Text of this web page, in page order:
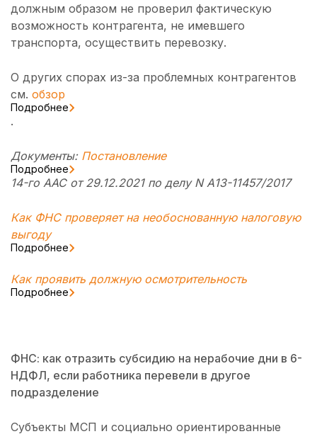
должным образом не проверил фактическую
возможность контрагента, не имевшего
транспорта, осуществить перевозку.
О других спорах из-за проблемных контрагентов
см. обзор
Подробнее
.
Документы: Постановление
Подробнее
14-го ААС от 29.12.2021 по делу N А13-11457/2017
Как ФНС проверяет на необоснованную налоговую
выгоду
Подробнее
Как проявить должную осмотрительность
Подробнее
ФНС: как отразить субсидию на нерабочие дни в 6-
НДФЛ, если работника перевели в другое
подразделение
Субъекты МСП и социально ориентированные